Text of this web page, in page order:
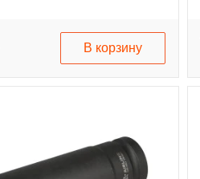
В корзину